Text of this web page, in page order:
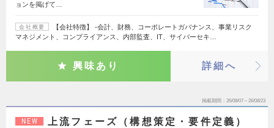
ョンを掲げて…
会社概要
【会社特徴】 ‐会計、財務、コーポレートガバナンス、事業リスク
マネジメント、コンプライアンス、内部監査、IT、サイバーセキ…
興味あり 詳細へ
掲載期間 26/08/07～26/08/23
NEW
上流フェーズ（構想策定・要件定義）